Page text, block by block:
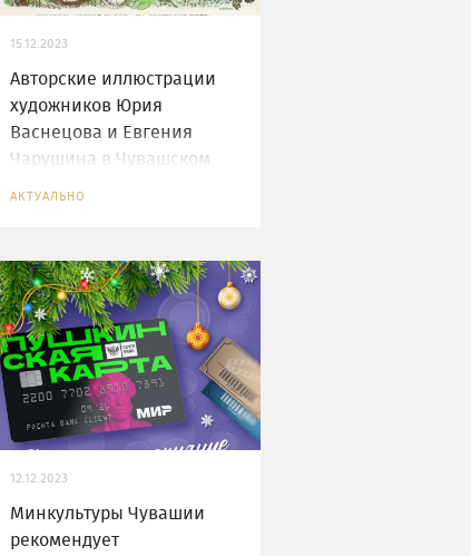
15.12.2023
Авторские иллюстрации
художников Юрия
Васнецова и Евгения
Чарушина в Чувашском
АКТУАЛЬНО
12.12.2023
Минкультуры Чувашии
рекомендует